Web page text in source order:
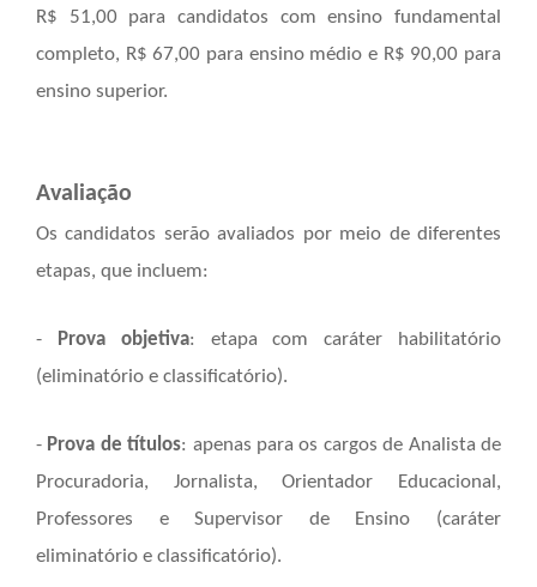
R$ 51,00 para candidatos com ensino fundamental
completo, R$ 67,00 para ensino médio e R$ 90,00 para
ensino superior.
Avaliação
Os candidatos serão avaliados por meio de diferentes
etapas, que incluem:
- Prova objetiva: etapa com caráter habilitatório
(eliminatório e classificatório).
- Prova de títulos: apenas para os cargos de Analista de
Procuradoria, Jornalista, Orientador Educacional,
Professores e Supervisor de Ensino (caráter
eliminatório e classificatório).